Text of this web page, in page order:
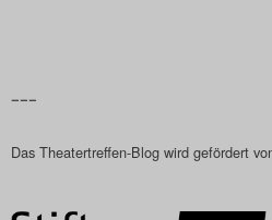
Das
2018
–––
Das Theatertreffen-Blog wird gefördert